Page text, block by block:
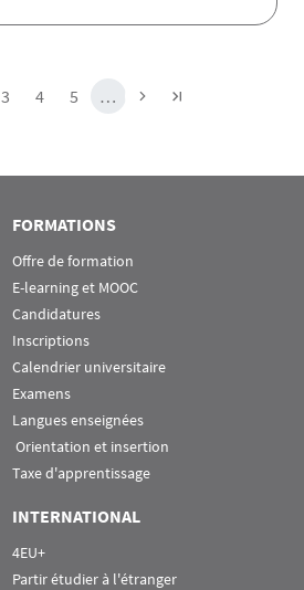
Page
3 Page
4 Page
5 …
FORMATIONS
Offre de formation
E-learning et MOOC
Candidatures
Inscriptions
Calendrier universitaire
Examens
Langues enseignées
Orientation et insertion
Taxe d'apprentissage
INTERNATIONAL
4EU+
Partir étudier à l'étranger